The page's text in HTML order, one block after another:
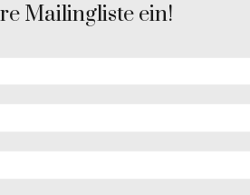
Mailingliste ein!